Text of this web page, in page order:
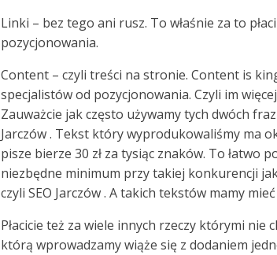
Linki – bez tego ani rusz. To właśnie za to
pozycjonowania.
Content – czyli treści na stronie. Content is
specjalistów od pozycjonowania. Czyli im
Zauważcie jak często używamy tych dwóch
Jarczów . Tekst który wyprodukowaliśmy ma
pisze bierze 30 zł za tysiąc znaków. To łatwo
niezbędne minimum przy takiej konkurencji
czyli SEO Jarczów . A takich tekstów mamy
Płacicie też za wiele innych rzeczy którymi nie
którą wprowadzamy wiąże się z dodaniem